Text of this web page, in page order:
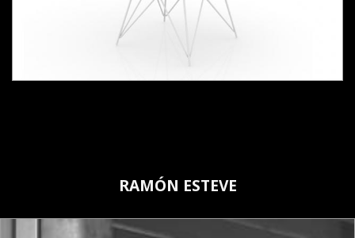
RAMÓN ESTEVE